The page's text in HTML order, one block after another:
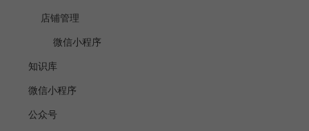
店铺管理
微信小程序
知识库
微信小程序
公众号